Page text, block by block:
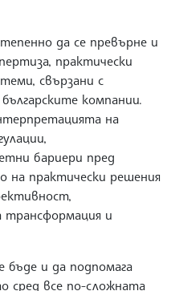
да се превърне и
практически
свързани с
компании.
на
бариери пред
на практически решения
трансформация и
и да подпомага
сред все по-сложната